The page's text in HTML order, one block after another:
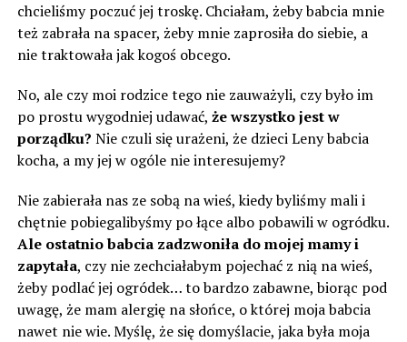
chcieliśmy poczuć jej troskę. Chciałam, żeby babcia mnie
też zabrała na spacer, żeby mnie zaprosiła do siebie, a
nie traktowała jak kogoś obcego.
No, ale czy moi rodzice tego nie zauważyli, czy było im
po prostu wygodniej udawać, że wszystko jest w
porządku? Nie czuli się urażeni, że dzieci Leny babcia
kocha, a my jej w ogóle nie interesujemy?
Nie zabierała nas ze sobą na wieś, kiedy byliśmy mali i
chętnie pobiegalibyśmy po łące albo pobawili w ogródku.
Ale ostatnio babcia zadzwoniła do mojej mamy i
zapytała, czy nie zechciałabym pojechać z nią na wieś,
żeby podlać jej ogródek… to bardzo zabawne, biorąc pod
uwagę, że mam alergię na słońce, o której moja babcia
nawet nie wie. Myślę, że się domyślacie, jaka była moja